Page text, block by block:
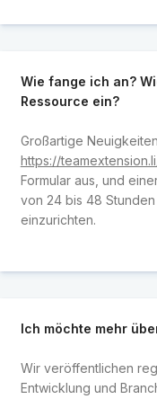
Wie fange ich an?
Ressource ein?
Großartige
https://
Formular aus, und
von 24 bis 48
einzurichten.
Ich möchte mehr
Wir veröffentlichen
Entwicklung und